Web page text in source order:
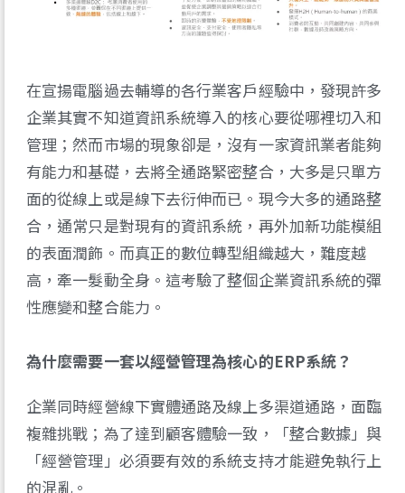
在宣揚電腦過去輔導的各行業客戶經驗中，發現許多
企業其實不知道資訊系統導入的核心要從哪裡切入和
管理；然而市場的現象卻是，沒有一家資訊業者能夠
有能力和基礎，去將全通路緊密整合，大多是只單方
面的從線上或是線下去衍伸而已。現今大多的通路整
合，通常只是對現有的資訊系統，再外加新功能模組
的表面潤飾。而真正的數位轉型組織越大，難度越
高，牽一髮動全身。這考驗了整個企業資訊系統的彈
性應變和整合能力。
為什麼需要一套以經營管理為核心的ERP系統？
企業同時經營線下實體通路及線上多渠道通路，面臨
複雜挑戰；為了達到顧客體驗一致，「整合數據」與
「經營管理」必須要有效的系統支持才能避免執行上
的混亂。